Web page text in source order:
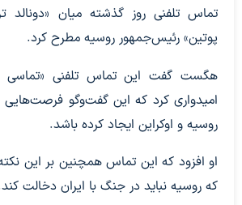
تماس تلفنی روز گذشته میان «دونالد
پوتین» رئیس‌جمهور روسیه مطرح کرد.
هگست گفت این تماس تلفنی «تماسی
امیدواری کرد که این گفت‌وگو
روسیه و اوکراین ایجاد کرده باشد.
او افزود که این تماس همچنین بر این
که روسیه نباید در جنگ با ایران دخالت